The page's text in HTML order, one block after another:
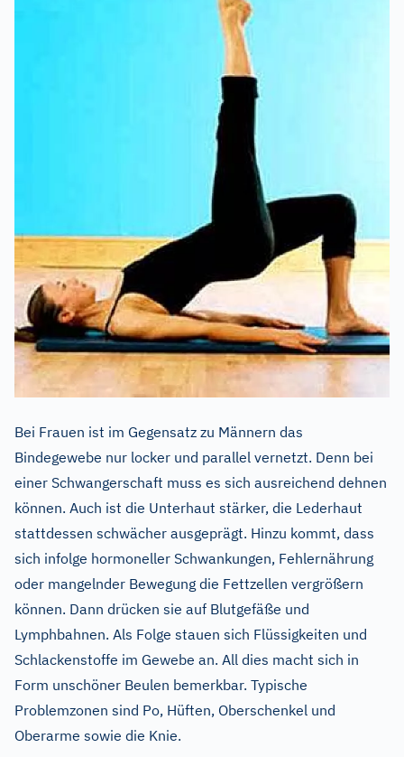
Bei Frauen ist im Gegensatz zu Männern das
Bindegewebe nur locker und parallel vernetzt. Denn bei
einer Schwangerschaft muss es sich ausreichend dehnen
können. Auch ist die Unterhaut stärker, die Lederhaut
stattdessen schwächer ausgeprägt. Hinzu kommt, dass
sich infolge hormoneller Schwankungen, Fehlernährung
oder mangelnder Bewegung die Fettzellen vergrößern
können. Dann drücken sie auf Blutgefäße und
Lymphbahnen. Als Folge stauen sich Flüssigkeiten und
Schlackenstoffe im Gewebe an. All dies macht sich in
Form unschöner Beulen bemerkbar. Typische
Problemzonen sind Po, Hüften, Oberschenkel und
Oberarme sowie die Knie.